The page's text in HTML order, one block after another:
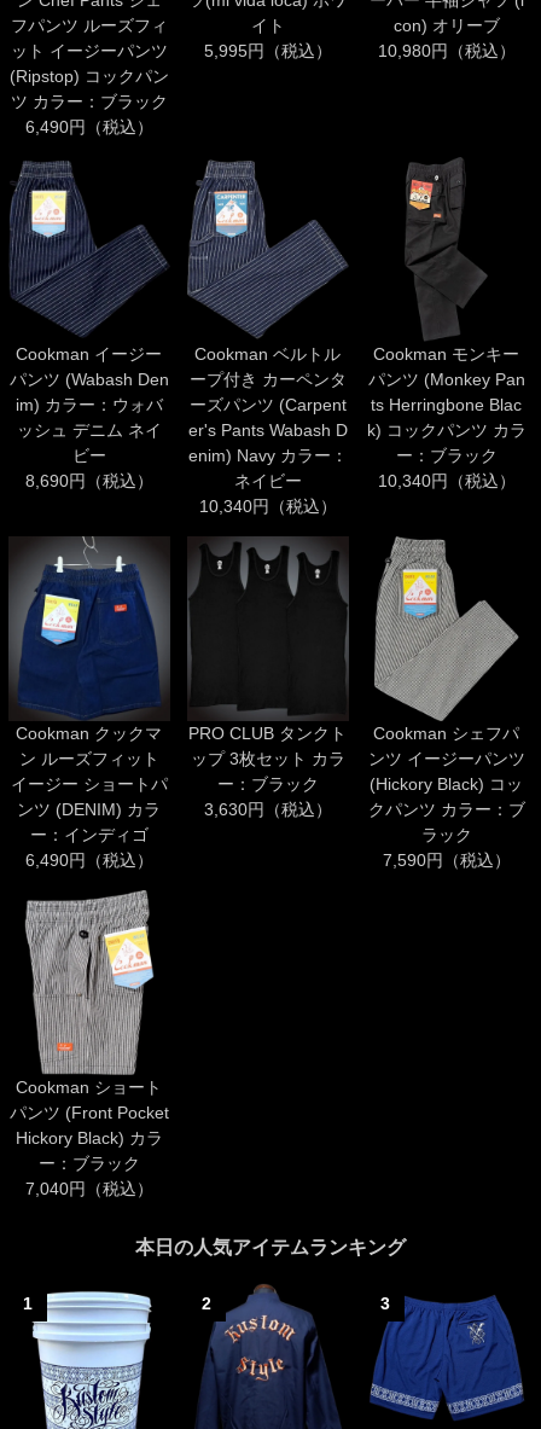
フパンツ ルーズフィ
ット イージーパンツ
(Ripstop) コックパン
ツ カラー：ブラック
6,490円（税込）
イト
5,995円（税込）
con) オリーブ
10,980円（税込）
Cookman イージー
パンツ (Wabash Den
im) カラー：ウォバ
ッシュ デニム ネイ
ビー
8,690円（税込）
Cookman ベルトル
ープ付き カーペンタ
ーズパンツ (Carpent
er's Pants Wabash D
enim) Navy カラー：
ネイビー
10,340円（税込）
Cookman モンキー
パンツ (Monkey Pan
ts Herringbone Blac
k) コックパンツ カラ
ー：ブラック
10,340円（税込）
Cookman クックマ
ン ルーズフィット
イージー ショートパ
ンツ (DENIM) カラ
ー：インディゴ
6,490円（税込）
PRO CLUB タンクト
ップ 3枚セット カラ
ー：ブラック
3,630円（税込）
Cookman シェフパ
ンツ イージーパンツ
(Hickory Black) コッ
クパンツ カラー：ブ
ラック
7,590円（税込）
Cookman ショート
パンツ (Front Pocket
Hickory Black) カラ
ー：ブラック
7,040円（税込）
本日の人気アイテムランキング
1 2 3